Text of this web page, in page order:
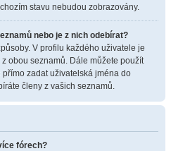
stavu nebudou zobrazovány.
nebo je z nich odebírat?
V profilu každého uživatele je
obou seznamů. Dále můžete použít
zadat uživatelská jména do
členy z vašich seznamů.
fórech?